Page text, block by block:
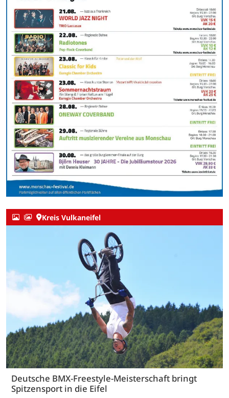
Kreis Vulkaneifel
Deutsche BMX-Freestyle-Meisterschaft bringt
Spitzensport in die Eifel